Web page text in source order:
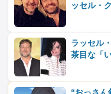
ッセル・
ラッセル
茶目な「